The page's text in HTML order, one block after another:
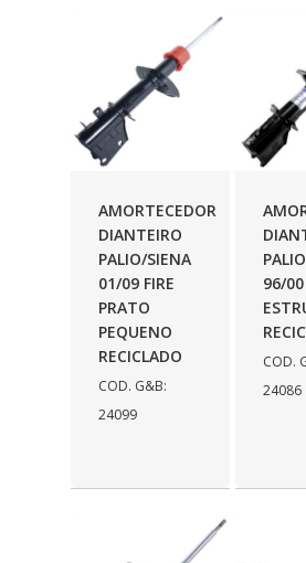
AMORTECEDOR
DIANTEIRO
PALIO/SIENA
01/09 FIRE
PRATO
PEQUENO
RECICLADO
COD. G&B:
24099
96/00
COD.
24086